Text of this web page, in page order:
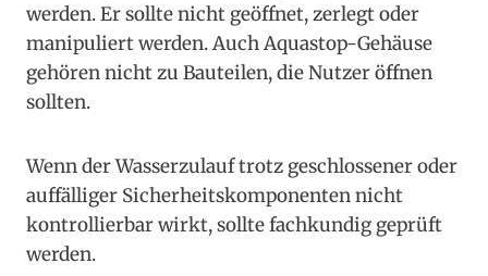
werden. Er sollte nicht geöffnet, zerlegt oder
manipuliert werden. Auch Aquastop-Gehäuse
gehören nicht zu Bauteilen, die Nutzer öffnen
sollten.
Wenn der Wasserzulauf trotz geschlossener oder
auffälliger Sicherheitskomponenten nicht
kontrollierbar wirkt, sollte fachkundig geprüft
werden.